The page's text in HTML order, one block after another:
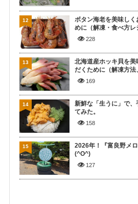
ボタン海老を美味し
めに（解凍・食べ方レ
228
12
北海道産ホッキ貝を
だくために（解凍方法
169
13
新鮮な「生うに」で
てみた。
158
14
2026年！『富良野メ
(^O^)
127
15